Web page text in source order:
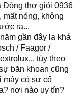
Đông thợ giỏi 0936
mất nóng, không
ra...
gần đây la khá
/ Faagor /
tùy theo
băn khoan cũng
máy có sự cố
nơi nào uy tín?